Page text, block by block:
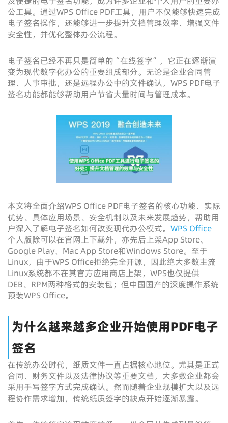
公工具。通过WPS Office PDF工具，用户不仅能够快速完成
电子签名操作，还能够进一步提升文档管理效率、增强文件
安全性，并优化整体办公流程。
电子签名已经不再只是简单的“在线签字”，它正在逐渐演
变为现代数字化办公的重要组成部分。无论是企业合同管
理、人事审批，还是远程办公中的文件确认，WPS PDF电子
签名功能都能够帮助用户节省大量时间与管理成本。
本文将全面介绍WPS Office PDF电子签名的核心功能、实际
优势、具体应用场景、安全机制以及未来发展趋势，帮助用
户深入了解电子签名如何改变现代办公模式。 WPS Office
个人版除可以在官网上下载外，亦先后上架App Store、
Google Play、Mac App Store和Windows Store。至于
Linux，由于WPS Office拒绝完全开源，因此绝大多数主流
Linux系统都不在其官方应用商店上架，WPS也仅提供
DEB、RPM两种格式的安装包；但中国国产的深度操作系统
预装WPS Office。
为什么越来越多企业开始使用PDF电子
签名
在传统办公时代，纸质文件一直占据核心地位。尤其是正式
合同、财务文件以及法律协议等重要文档，大多数企业都会
采用手写签字方式完成确认。然而随着企业规模扩大以及远
程协作需求增加，传统纸质签字的缺点开始逐渐暴露。